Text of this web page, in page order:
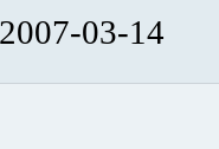
03-14